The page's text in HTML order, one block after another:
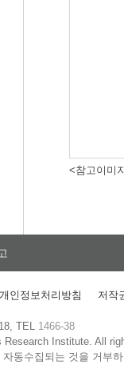
<참고이미
인정보처리방침 저작
TEL 1466-38
Research Institute.All
동수집되는 것을 거부